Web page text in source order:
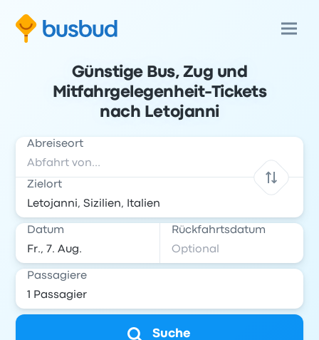
Günstige Bus, Zug und
Mitfahrgelegenheit-Tickets
nach Letojanni
Abreiseort
Zielort
Datum Rückfahrtsdatum
Passagiere
Suche